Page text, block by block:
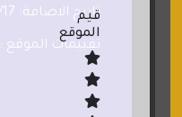
تاريخ الاضافة: 2025/04/17
تقييمات الموقع : 0
قيم
الموقع